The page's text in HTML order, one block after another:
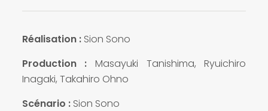
Réalisation :Sion Sono
Production : Masayuki Tanishima, Ryuichiro
Inagaki, Takahiro Ohno
Scénario :Sion Sono